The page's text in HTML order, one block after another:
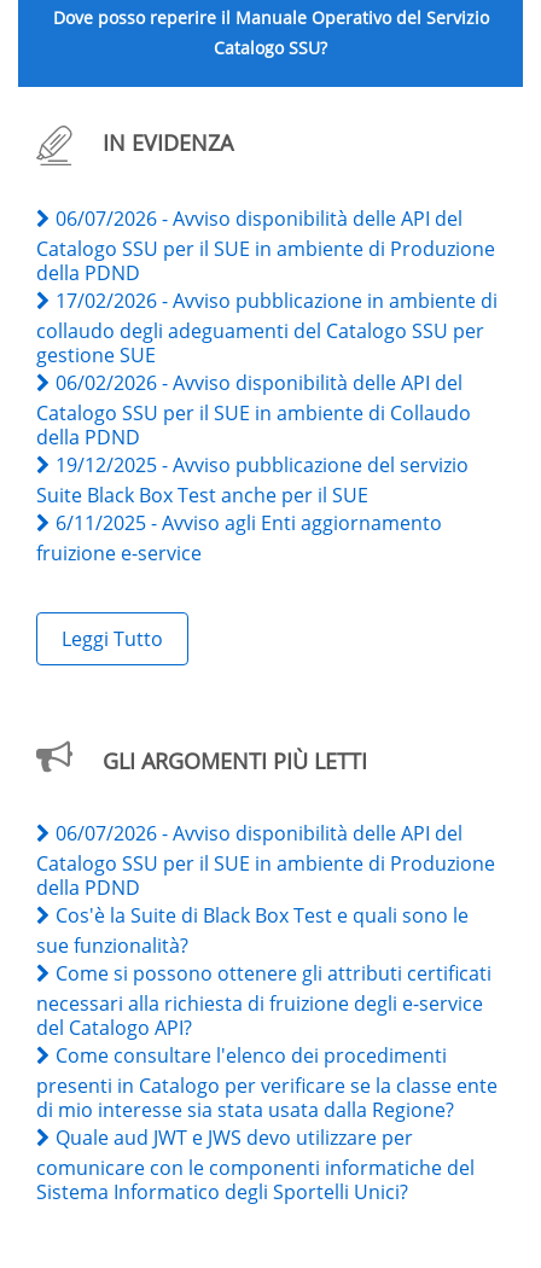
Dove posso reperire il Manuale Operativo del Servizio
Catalogo SSU?
IN EVIDENZA
06/07/2026 - Avviso disponibilità delle API del
Catalogo SSU per il SUE in ambiente di Produzione
della PDND
17/02/2026 - Avviso pubblicazione in ambiente di
collaudo degli adeguamenti del Catalogo SSU per
gestione SUE
06/02/2026 - Avviso disponibilità delle API del
Catalogo SSU per il SUE in ambiente di Collaudo
della PDND
19/12/2025 - Avviso pubblicazione del servizio
Suite Black Box Test anche per il SUE
6/11/2025 - Avviso agli Enti aggiornamento
fruizione e-service
Leggi Tutto
GLI ARGOMENTI PIÙ LETTI
06/07/2026 - Avviso disponibilità delle API del
Catalogo SSU per il SUE in ambiente di Produzione
della PDND
Cos'è la Suite di Black Box Test e quali sono le
sue funzionalità?
Come si possono ottenere gli attributi certificati
necessari alla richiesta di fruizione degli e-service
del Catalogo API?
Come consultare l'elenco dei procedimenti
presenti in Catalogo per verificare se la classe ente
di mio interesse sia stata usata dalla Regione?
Quale aud JWT e JWS devo utilizzare per
comunicare con le componenti informatiche del
Sistema Informatico degli Sportelli Unici?